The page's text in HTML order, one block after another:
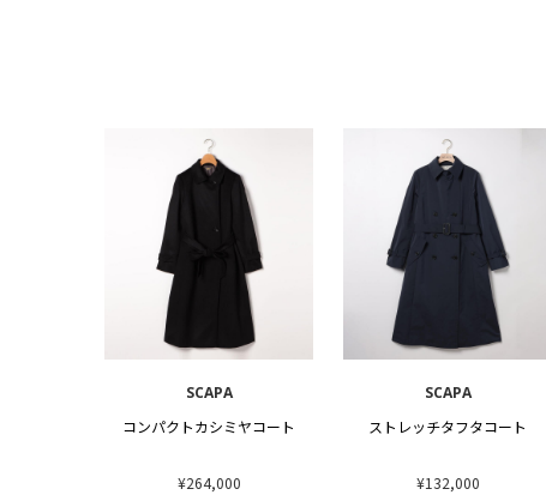
SCAPA
コンパクトカシミヤコート
¥264,000
SCAPA
ストレッチタフタコート
¥132,000